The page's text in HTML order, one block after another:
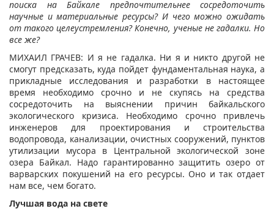
поиска на Байкале предпочтительнее сосредоточить
научные и материальные ресурсы? И чего можно ожидать
от такого целеустремления? Конечно, ученые не гадалки. Но
все же?
МИХАИЛ ГРАЧЕВ: И я не гадалка. Ни я и никто другой не
смогут предсказать, куда пойдет фундаментальная наука, а
прикладные исследования и разработки в настоящее
время необходимо срочно и не скупясь на средства
сосредоточить на выяснении причин байкальского
экологического кризиса. Необходимо срочно привлечь
инженеров для проектирования и строительства
водопровода, канализации, очистных сооружений, пунктов
утилизации мусора в Центральной экологической зоне
озера Байкал. Надо гарантированно защитить озеро от
варварских покушений на его ресурсы. Оно и так отдает
нам все, чем богато.
Лучшая вода на свете